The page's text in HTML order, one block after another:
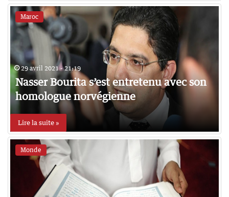
Maroc
29 avril 2021 - 21:19
Nasser Bourita s’est entretenu avec son
homologue norvégienne
Lire la suite »
Monde